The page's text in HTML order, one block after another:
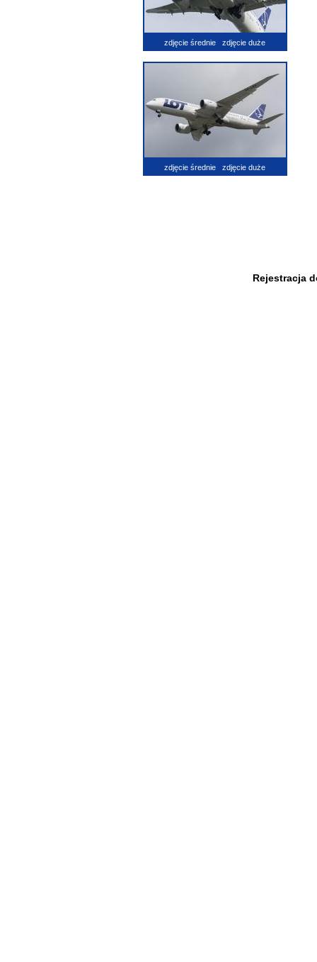
zdjęcie średnie zdjęcie duże
zdjęcie średnie zdjęcie duże
Rejestracja